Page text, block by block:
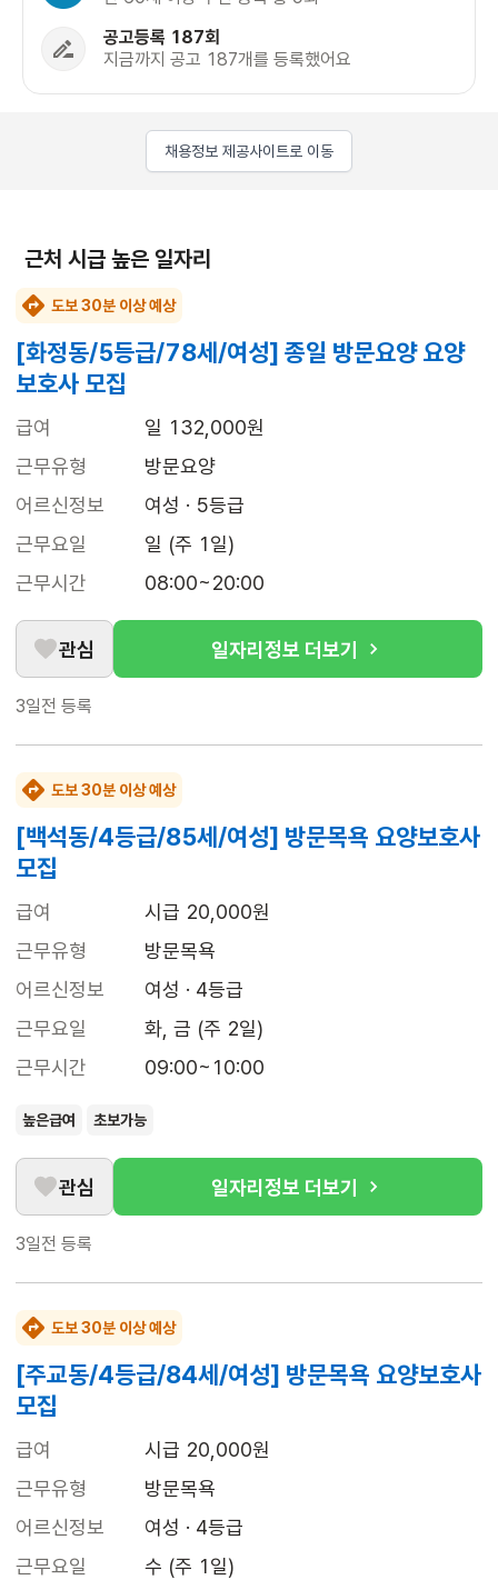
공고등록 187회
지금까지 공고 187개를 등록했어요
채용정보 제공사이트로 이동
근처 시급 높은 일자리
도보 30분 이상 예상
[화정동/5등급/78세/여성] 종일 방문요양 요양
보호사 모집
급여
일 132,000원
근무유형
방문요양
어르신정보
여성 · 5등급
근무요일
일 (주 1일)
근무시간
08:00~20:00
관심 일자리정보 더보기
3일전 등록
도보 30분 이상 예상
[백석동/4등급/85세/여성] 방문목욕 요양보호사
모집
급여
시급 20,000원
근무유형
방문목욕
어르신정보
여성 · 4등급
근무요일
화, 금 (주 2일)
근무시간
09:00~10:00
높은급여 초보가능
관심 일자리정보 더보기
3일전 등록
도보 30분 이상 예상
[주교동/4등급/84세/여성] 방문목욕 요양보호사
모집
급여
시급 20,000원
근무유형
방문목욕
어르신정보
여성 · 4등급
근무요일
수 (주 1일)